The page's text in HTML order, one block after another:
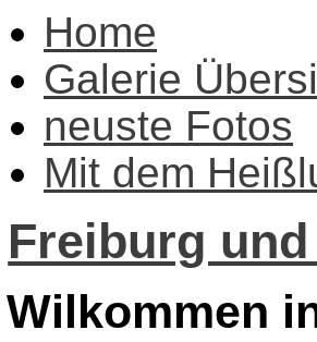
Home
Galerie
neuste Fotos
Mit dem
Freiburg
Wilkommen